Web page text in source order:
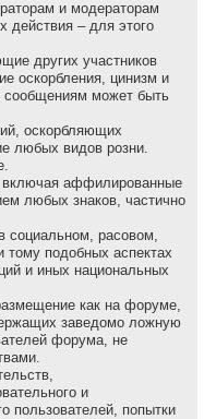
и модеpатоpам
действия – для этого
других участников
оскоpбления, цинизм и
сообщениям может быть
оскорбляющих
любых видов розни.
включая аффилированные
любых знаков, частично
социальном, расовом,
тому подобных аспектах
и иных национальных
как на форуме,
заведомо ложнyю
форума, не
и
пользователей, попытки